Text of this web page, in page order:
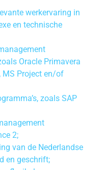
werkervaring in
en technische
Oracle Primavera
MS Project en/of
zoals SAP
2;
van de Nederlandse
en geschrift;